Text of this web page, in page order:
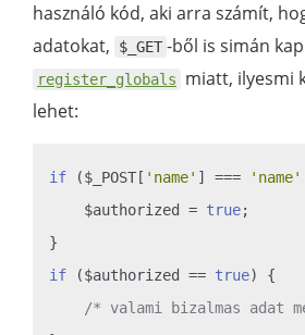
használó kód, aki arra számít,
adatokat,
$_GET -ből is simán
register_globals
miatt, ilyesmi
lehet:
if ($_POST[ 'name' ] === 'name'
    $authorized =
true;
if ($authorized == true) {
/* valami bizalmas adat